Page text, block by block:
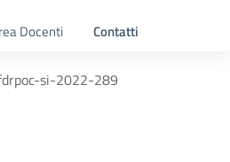
Docenti Contatti
si-2022-289